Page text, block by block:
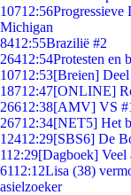
10712:56
Michigan
8412:55Brazilië #2
26412:54Protesten en
10712:53[Breien] Deel
18712:47[ONLINE]
26612:38[AMV] VS
26712:34[NET5] Het
12412:29[SBS6] De
112:29[Dagboek] Veel
6112:12Lisa (38)
asielzoeker